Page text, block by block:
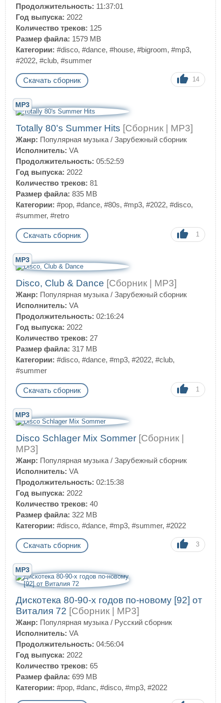
Продолжительность: 11:37:01
Год выпуска: 2022
Количество треков: 125
Размер файла: 1579 MB
Категории: #disco, #dance, #house, #bigroom, #mp3,
#2022, #club, #summer
Скачать сборник 14
MP3
Totally 80's Summer Hits [Сборник | MP3]
Жанр: Популярная музыка / Зарубежный сборник
Исполнитель: VA
Продолжительность: 05:52:59
Год выпуска: 2022
Количество треков: 81
Размер файла: 835 MB
Категории: #pop, #dance, #80s, #mp3, #2022, #disco,
#summer, #retro
Скачать сборник 1
MP3
Disco, Club & Dance [Сборник | MP3]
Жанр: Популярная музыка / Зарубежный сборник
Исполнитель: VA
Продолжительность: 02:16:24
Год выпуска: 2022
Количество треков: 27
Размер файла: 317 MB
Категории: #disco, #dance, #mp3, #2022, #club,
#summer
Скачать сборник 1
MP3
Disco Schlager Mix Sommer [Сборник |
MP3]
Жанр: Популярная музыка / Зарубежный сборник
Исполнитель: VA
Продолжительность: 02:15:38
Год выпуска: 2022
Количество треков: 40
Размер файла: 322 MB
Категории: #disco, #dance, #mp3, #summer, #2022
Скачать сборник 3
MP3
Дискотека 80-90-х годов по-новому [92] от
Виталия 72 [Сборник | MP3]
Жанр: Популярная музыка / Русский сборник
Исполнитель: VA
Продолжительность: 04:56:04
Год выпуска: 2022
Количество треков: 65
Размер файла: 699 MB
Категории: #pop, #danc, #disco, #mp3, #2022